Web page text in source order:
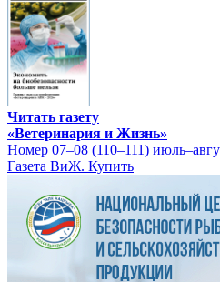
Читать газету
«Ветеринария и Жизнь»
Номер 07–08 (110–111)
Газета ВиЖ. Купить